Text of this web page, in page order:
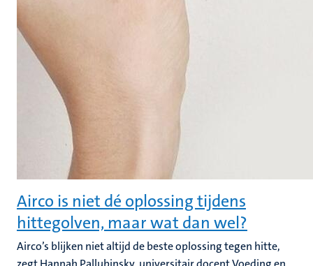
Airco is niet dé oplossing tijdens
hittegolven, maar wat dan wel?
Airco’s blijken niet altijd de beste oplossing tegen hitte,